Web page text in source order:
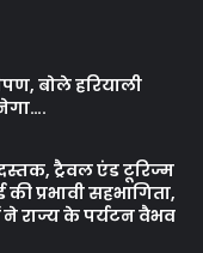
बोले हरियाली
ट्रैवल एंड टूरिज्म
प्रभावी सहभागिता,
ने राज्य के पर्यटन वैभव